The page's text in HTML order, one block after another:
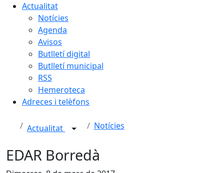
Actualitat
Notícies
Agenda
Avisos
Butlletí digital
Butlletí municipal
RSS
Hemeroteca
Adreces i telèfons
Actualitat Notícies
EDAR Borredà